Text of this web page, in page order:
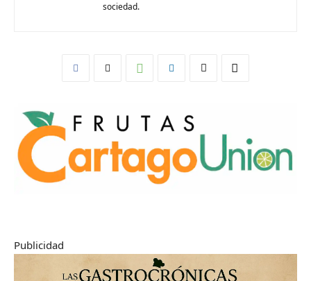
sociedad.
Publicidad